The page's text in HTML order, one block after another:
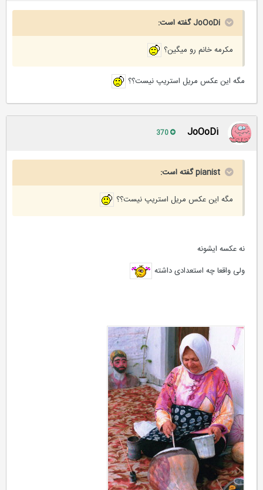
JoOoDi گفته است:
مکرمه خانم رو میگین؟
مگه این عکس مریل استریپ نیست؟؟
JoOoDi
pianist گفته است:
مگه این عکس مریل استریپ نیست؟؟
نه عکسه ایشونه
ولی واقعا چه استعدادی داشته